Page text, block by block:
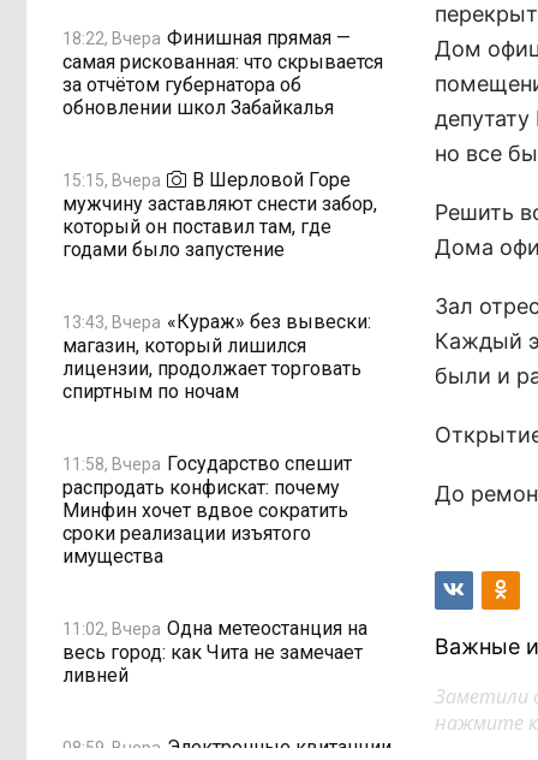
18:22, Вчера Финишная прямая —
самая рискованная: что скрывается
за отчётом губернатора об
обновлении школ Забайкалья
15:15, Вчера
В Шерловой Горе
мужчину заставляют снести забор,
который он поставил там, где
годами было запустение
13:43, Вчера «Кураж» без вывески:
магазин, который лишился
лицензии, продолжает торговать
спиртным по ночам
11:58, Вчера Государство спешит
распродать конфискат: почему
Минфин хочет вдвое сократить
сроки реализации изъятого
имущества
11:02, Вчера Одна метеостанция на
весь город: как Чита не замечает
ливней
08:59, Вчера Электронные квитанции
Дом
но все
Решить
Дома
Зал
Каждый
были и
До
Важные
Заметили
нажмите